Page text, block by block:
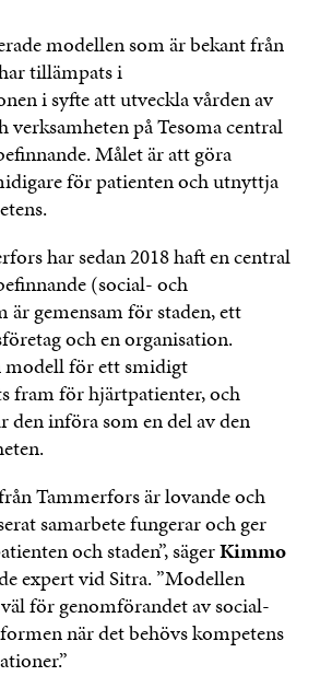
modellen som är bekant från
tillämpats i
i syfte att utveckla vården av
på Tesoma central
Målet är att göra
för patienten och utnyttja
har sedan 2018 haft en central
(social- och
är gemensam för staden, ett
och en organisation.
modell för ett smidigt
fram för hjärtpatienter, och
den införa som en del av den
Tammerfors är lovande och
samarbete fungerar och ger
och staden”, sägerKimmo
expert vid Sitra. ”Modellen
för genomförandet av social-
när det behövs kompetens